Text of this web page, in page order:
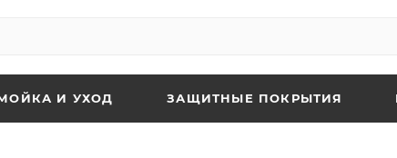
И УХОД ЗАЩИТНЫЕ ПОКРЫТИЯ